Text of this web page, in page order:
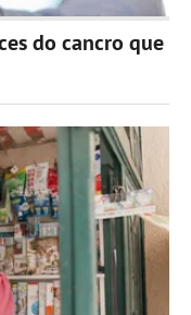
do cancro que